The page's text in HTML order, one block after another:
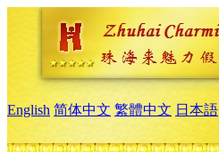
English 简体中文 繁體中文 日本語